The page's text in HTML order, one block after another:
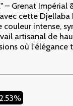
– Grenat Impérial
cette Djellaba
intense,
artisanal de
où